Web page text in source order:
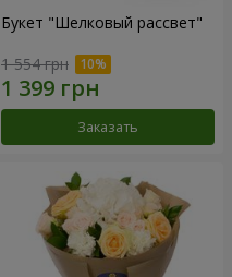
Букет "Шелковый рассвет"
1 554 грн
Заказать